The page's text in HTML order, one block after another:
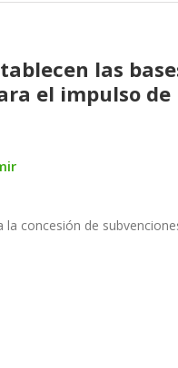
las
el impulso de
la concesión de